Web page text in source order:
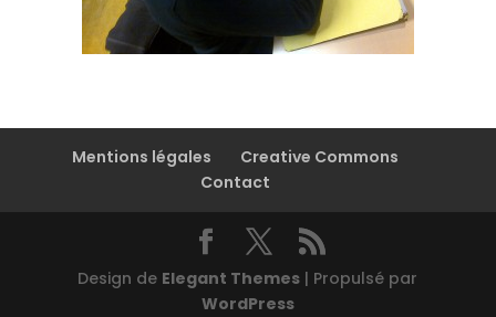
Mentions légales
Creative Commons
Contact
Design de Elegant Themes | Propulsé par
WordPress